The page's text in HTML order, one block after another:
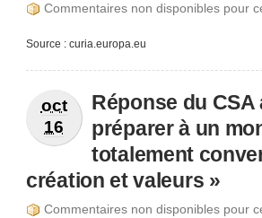
Commentaires non disponibles pour
Source : curia.europa.eu
oct
16
Réponse du
préparer à un
totalement
création et valeurs »
Commentaires non disponibles pour